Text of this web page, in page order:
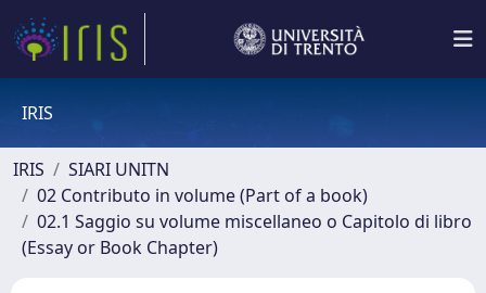
IRIS
IRIS
SIARI UNITN
02 Contributo in volume (Part of a book)
02.1 Saggio su volume miscellaneo o Capitolo di libro
(Essay or Book Chapter)